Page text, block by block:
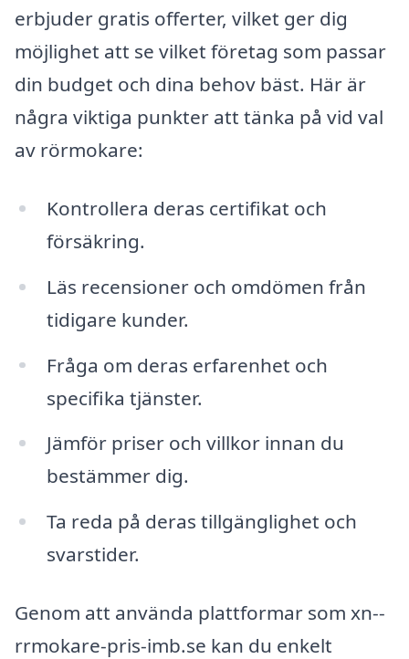
erbjuder gratis offerter, vilket ger dig
möjlighet att se vilket företag som passar
din budget och dina behov bäst. Här är
några viktiga punkter att tänka på vid val
av rörmokare:
Kontrollera deras certifikat och
försäkring.
Läs recensioner och omdömen från
tidigare kunder.
Fråga om deras erfarenhet och
specifika tjänster.
Jämför priser och villkor innan du
bestämmer dig.
Ta reda på deras tillgänglighet och
svarstider.
Genom att använda plattformar som xn--
rrmokare-pris-imb.se kan du enkelt